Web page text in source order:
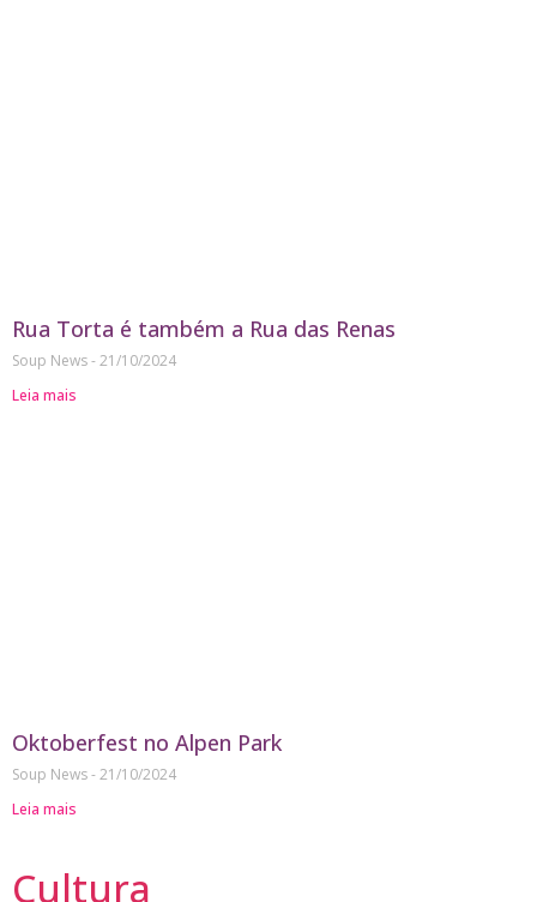
Rua Torta é também a Rua das Renas
Soup News 21/10/2024
Leia mais
Oktoberfest no Alpen Park
Soup News 21/10/2024
Leia mais
Cultura